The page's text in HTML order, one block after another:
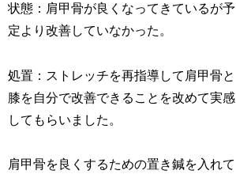
状態：肩甲骨が良くなってきているが予
定より改善していなかった。
処置：ストレッチを再指導して肩甲骨と
膝を自分で改善できることを改めて実感
してもらいました。
肩甲骨を良くするための置き鍼を入れて